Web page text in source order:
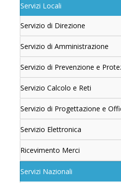
Servizi Locali
Servizio di Direzione
Servizio di Amministrazione
Servizio di Prevenzione e
Servizio Calcolo e Reti
Servizio di Progettazione e
Servizio Elettronica
Ricevimento Merci
Servizi Nazionali